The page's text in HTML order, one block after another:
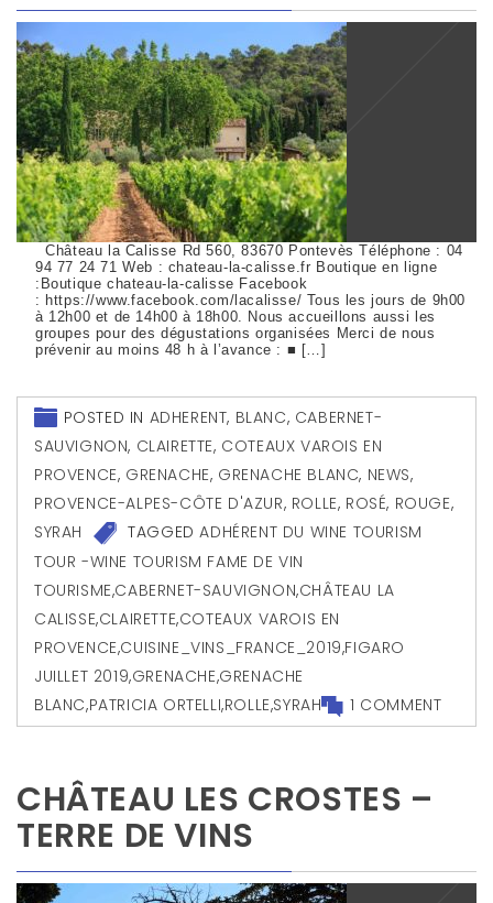
Château la Calisse Rd 560, 83670 Pontevès Téléphone : 04
94 77 24 71 Web : chateau-la-calisse.fr Boutique en ligne
:Boutique chateau-la-calisse Facebook
: https://www.facebook.com/lacalisse/ Tous les jours de 9h00
à 12h00 et de 14h00 à 18h00. Nous accueillons aussi les
groupes pour des dégustations organisées Merci de nous
prévenir au moins 48 h à l’avance : ■ […]
POSTED IN ADHERENT, BLANC, CABERNET-
SAUVIGNON, CLAIRETTE, COTEAUX VAROIS EN
PROVENCE, GRENACHE, GRENACHE BLANC, NEWS,
PROVENCE-ALPES-CÔTE D'AZUR, ROLLE, ROSÉ, ROUGE,
SYRAH
TAGGEDADHÉRENT DU WINE TOURISM
TOUR -WINE TOURISM FAME DE VIN
TOURISME,CABERNET-SAUVIGNON,CHÂTEAU LA
CALISSE,CLAIRETTE,COTEAUX VAROIS EN
PROVENCE,CUISINE_VINS_FRANCE_2019,FIGARO
JUILLET 2019,GRENACHE,GRENACHE
BLANC,PATRICIA ORTELLI,ROLLE,SYRAH 1 COMMENT
CHÂTEAU LES CROSTES –
TERRE DE VINS